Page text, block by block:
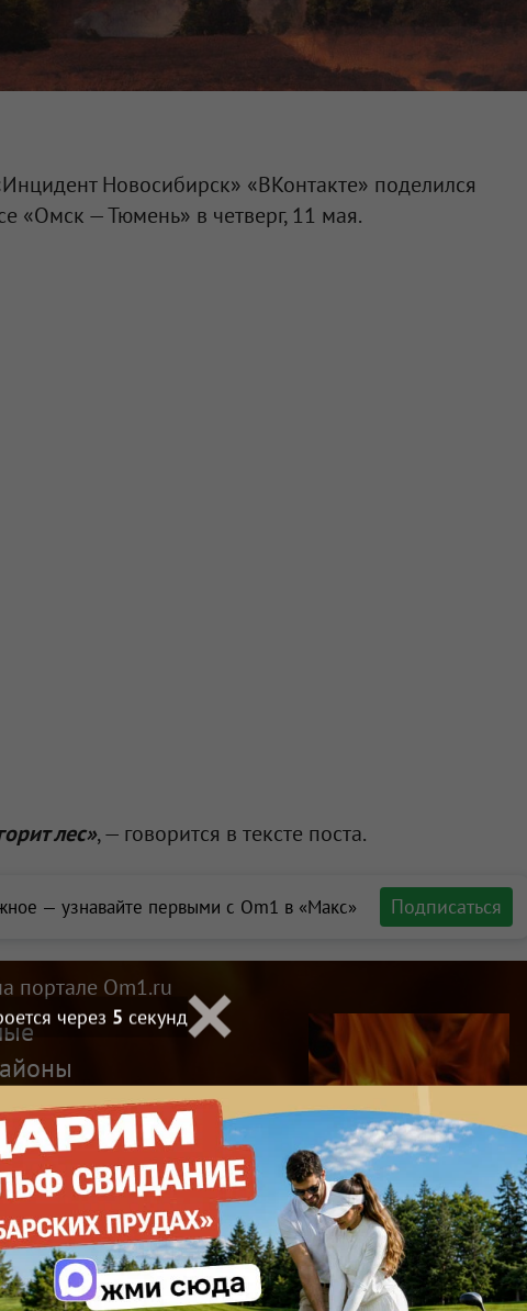
Новосибирск» «ВКонтакте» поделился
«Омск — Тюмень» в четверг, 11 мая.
лес», — говорится в тексте поста.
— узнавайте первыми с Om1 в «Макс» Подписаться
портале Om1.ru
Размещение рекламы Макс Телеграм
через 4 секунд